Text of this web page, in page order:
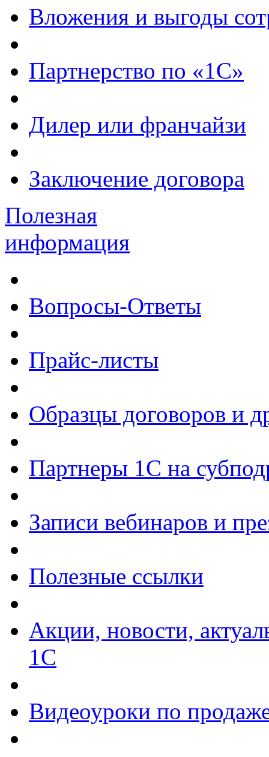
Вложения и выгоды
Партнерство по «1С»
Дилер или франчайзи
Заключение договора
Полезная
информация
Вопросы-Ответы
Прайс-листы
Образцы договоров и
Партнеры 1С на
Записи вебинаров и
Полезные ссылки
Акции, новости,
1С
Видеоуроки по